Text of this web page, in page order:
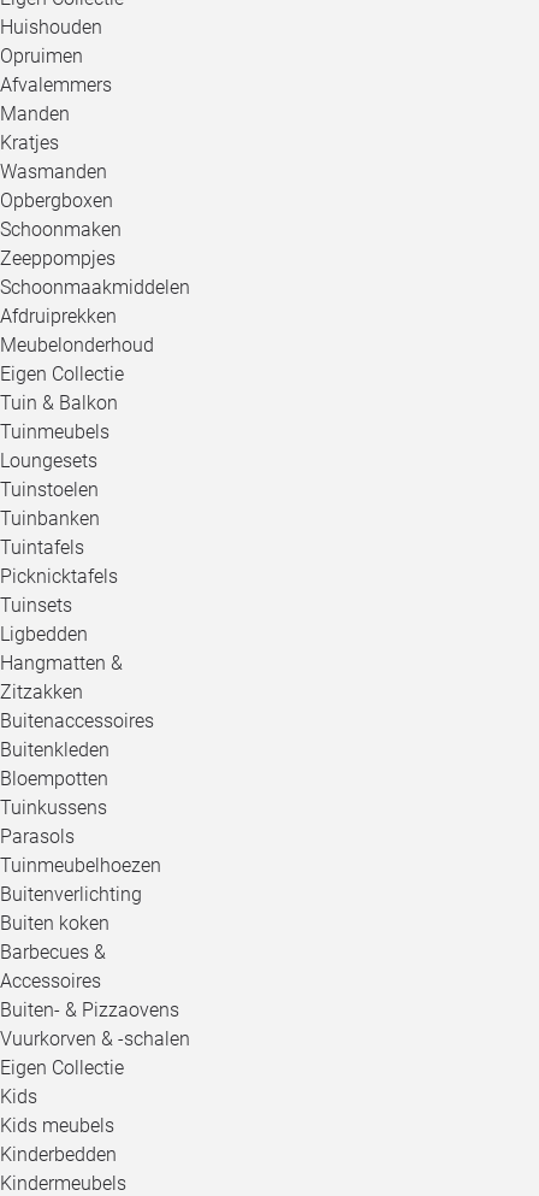
Huishouden
Opruimen
Afvalemmers
Manden
Kratjes
Wasmanden
Opbergboxen
Schoonmaken
Zeeppompjes
Schoonmaakmiddelen
Afdruiprekken
Meubelonderhoud
Eigen Collectie
Tuin & Balkon
Tuinmeubels
Loungesets
Tuinstoelen
Tuinbanken
Tuintafels
Picknicktafels
Tuinsets
Ligbedden
Hangmatten &
Zitzakken
Buitenaccessoires
Buitenkleden
Bloempotten
Tuinkussens
Parasols
Tuinmeubelhoezen
Buitenverlichting
Buiten koken
Barbecues &
Accessoires
Buiten- & Pizzaovens
Vuurkorven & -schalen
Eigen Collectie
Kids
Kids meubels
Kinderbedden
Kindermeubels